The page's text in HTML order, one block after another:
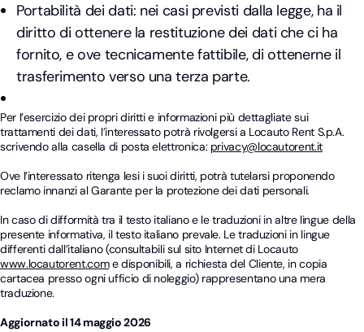
Portabilità dei dati: nei casi previsti dalla legge, ha il
diritto di ottenere la restituzione dei dati che ci ha
fornito, e ove tecnicamente fattibile, di ottenerne il
trasferimento verso una terza parte.
Per l’esercizio dei propri diritti e informazioni più dettagliate sui
trattamenti dei dati, l’interessato potrà rivolgersi a Locauto Rent S.p.A.
scrivendo alla casella di posta elettronica: privacy@locautorent.it
Ove l’interessato ritenga lesi i suoi diritti, potrà tutelarsi proponendo
reclamo innanzi al Garante per la protezione dei dati personali.
In caso di difformità tra il testo italiano e le traduzioni in altre lingue della
presente informativa, il testo italiano prevale. Le traduzioni in lingue
differenti dall’italiano (consultabili sul sito Internet di Locauto
www.locautorent.come disponibili, a richiesta del Cliente, in copia
cartacea presso ogni ufficio di noleggio) rappresentano una mera
traduzione.
Aggiornato il 14 maggio 2026